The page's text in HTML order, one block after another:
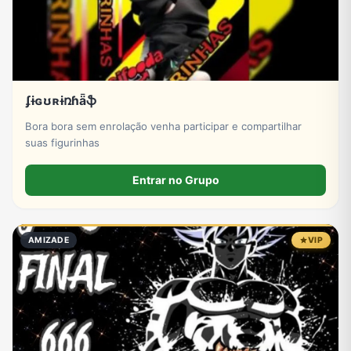
ʄɨɢʊʀɨռɦǟֆ
Bora bora sem enrolação venha participar e compartilhar
suas figurinhas
Entrar no Grupo
AMIZADE VIP